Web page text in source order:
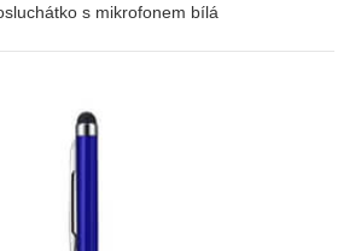
s mikrofonem bílá